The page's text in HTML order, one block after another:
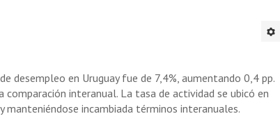
desempleo en Uruguay fue de 7,4%, aumentando 0,4 pp.
interanual. La tasa de actividad se ubicó en
incambiada términos interanuales.